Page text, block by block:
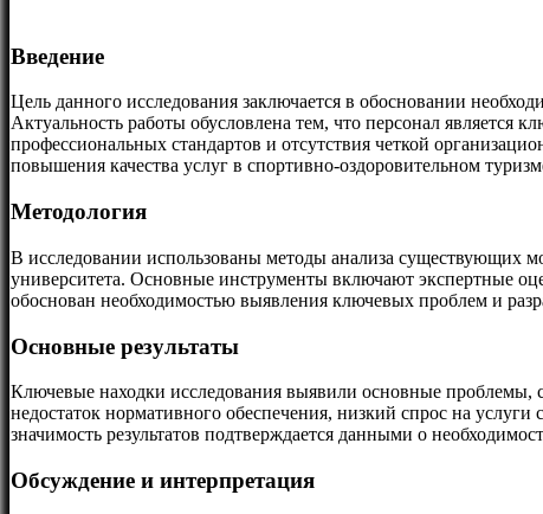
Введение
Цель данного исследования заключается в обосновании
Актуальность работы обусловлена тем, что персонал является
профессиональных стандартов и отсутствия четкой
повышения качества услуг в спортивно-оздоровительном
Методология
В исследовании использованы методы анализа существующих
университета. Основные инструменты включают экспертные
обоснован необходимостью выявления ключевых проблем и
Основные результаты
Ключевые находки исследования выявили основные проблемы,
недостаток нормативного обеспечения, низкий спрос на
значимость результатов подтверждается данными о
Обсуждение и интерпретация